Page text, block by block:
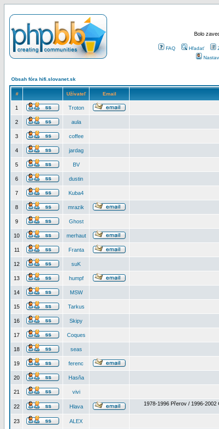
Bolo
FAQ Hľadať
Obsah fóra hifi.slovanet.sk
# Užívateľ Email
1 Troton
2 aula
3 coffee
4 jardag
5 BV
6 dustin
7 Kuba4
8 mrazik
9 Ghost
10 merhaut
11 Franta
12 suK
13 humpf
14 MSW
15 Tarkus
16 Skipy
17 Coques
18 seas
19 ferenc
20 Hasňa
21 vivi
22 Hlava 1978-1996 Přerov / 1996-2002
23 ALEX